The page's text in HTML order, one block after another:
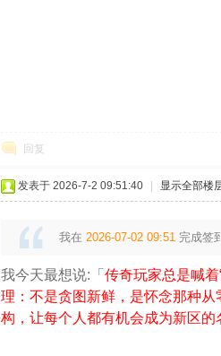
回复
发表于 2026-7-2 09:51:40 显示全部楼
我在 2026-07-02 09:51完成签
我今天最想说:「 传奇玩家总是喊
理：不是贪图新鲜，是怀念那种
构，让每个人都有机会成为新区